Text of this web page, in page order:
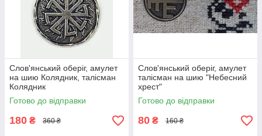
Слов'янський оберіг, амулет
на шию Колядник, талісман
Колядник
Готово до відправки
180 ₴ 360 ₴
Слов'янський оберіг, амулет
талісман на шию "Небесний
хрест"
Готово до відправки
80 ₴ 160 ₴